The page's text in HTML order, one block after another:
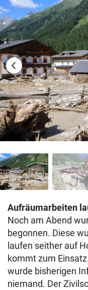
Aufräumarbeiten
Noch am Abend
begonnen. Diese
laufen seither auf
kommt zum
wurde bisherigen
niemand. Der